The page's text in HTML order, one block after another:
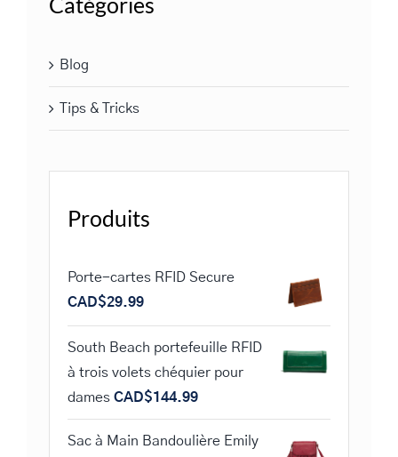
Catégories
Blog
Tips & Tricks
Produits
Porte-cartes RFID Secure
CAD$29.99
South Beach portefeuille RFID
à trois volets chéquier pour
dames CAD$144.99
Sac à Main Bandoulière Emily